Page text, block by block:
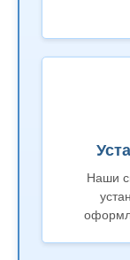
Наши